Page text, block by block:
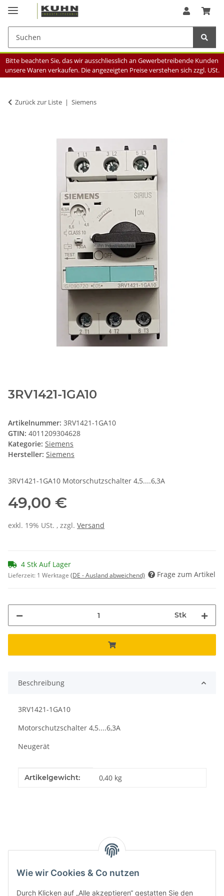
Wie wir Cookies & Co nutzen
Durch Klicken auf „Alle akzeptieren“ gestatten Sie den
Bitte beachten Sie, das wir ausschliesslich an Gewerbetreibende Kunden
unsere Waren verkaufen. Die angezeigten Preise verstehen sich zzgl. USt.
Zurück zur Liste Siemens
3RV1421-1GA10
Artikelnummer: 3RV1421-1GA10
GTIN: 4011209304628
Kategorie: Siemens
Hersteller: Siemens
3RV1421-1GA10 Motorschutzschalter 4,5....6,3A
49,00 €
exkl. 19% USt. , zzgl. Versand
4 Stk Auf Lager
Lieferzeit: 1 Werktage (DE - Ausland abweichend) Frage zum Artikel
Stk
Beschreibung
3RV1421-1GA10
Motorschutzschalter 4,5....6,3A
Neugerät
Produkteigenschaft
Wert
Artikelgewicht: 0,40 kg
Kategorien